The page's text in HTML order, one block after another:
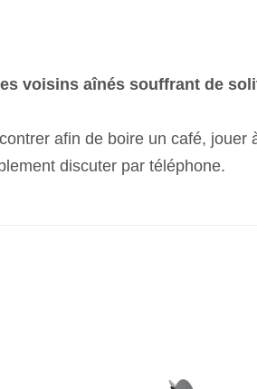
voisins aînés souffrant de
afin de boire un café, jouer
discuter par téléphone.